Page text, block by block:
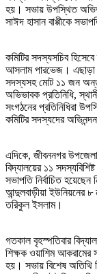
হয়। সভায় উপস্থিত
সাঈদ হাসান বাপ্পীকে
কমিটির সদস্যসচিব
আসলাম পারভেজ। এছাড়া
সদস্যসহ মোট ১১ জন
অভিভাবক প্রতিনিধি,
সংগঠনের প্রতিনিধিরা
কমিটির সদস্যদের
এদিকে, জীবননগর
বিদ্যালয়ের ১১
সভাপতি নির্বাচিত
আন্দুলবাড়ীয়া ইউনিয়নের ৮
তরিকুল ইসলাম।
গতকাল বৃহস্পতিবার
শিক্ষক ওয়াশিম আকরামের
হয়। সভায় বিশেষ অতিথি